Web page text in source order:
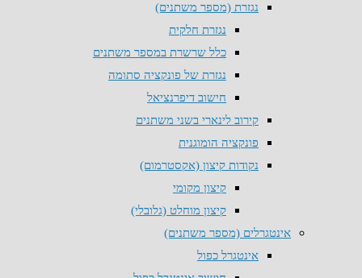
נגזרת (מספר משתנים)
נגזרת חלקית
כלל שרשרת במספר משתנים
נגזרת של פונקציה סתומה
חישוב דיפרנציאל
קירוב לינארי בשני משתנים
פונקציה הומוגנית
נקודות קיצון (אקסטרמום)
קיצון מקומי
קיצון מוחלט (גלובלי)
אינטגרלים (מספר משתנים)
אינטגרל כפול